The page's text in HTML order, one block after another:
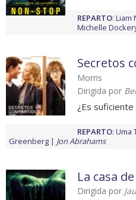
REPARTO: Liam
Michelle
Secretos
Morris
Dirigida por
¿Es
REPARTO: Uma
Greenberg
Jon Abrahams
La casa
Dirigida por